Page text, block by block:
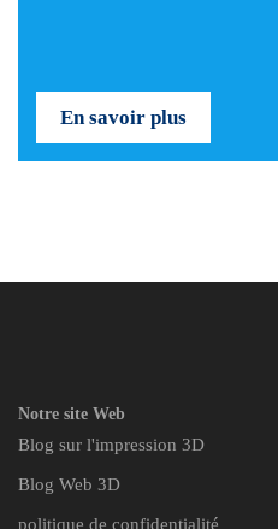
En savoir plus
Notre site Web
Blog sur l'impression 3D
Blog Web 3D
politique de confidentialité